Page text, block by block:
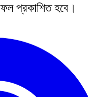
প্রকাশিত হবে।